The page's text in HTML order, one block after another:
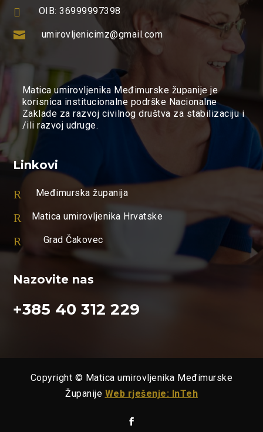
 OIB: 36999997398
 umirovljenicimz@gmail.com
Matica umirovljenika Međimurske županije je
korisnica institucionalne podrške Nacionalne
Zaklade za razvoj civilnog društva za stabilizaciju i
/ili razvoj udruge.
Linkovi
R Međimurska županija
R Matica umirovljenika Hrvatske
R Grad Čakovec
Nazovite nas
+385 40 312 229
Copyright © Matica umirovljenika Međimurske
Županije Web rješenje: InTeh